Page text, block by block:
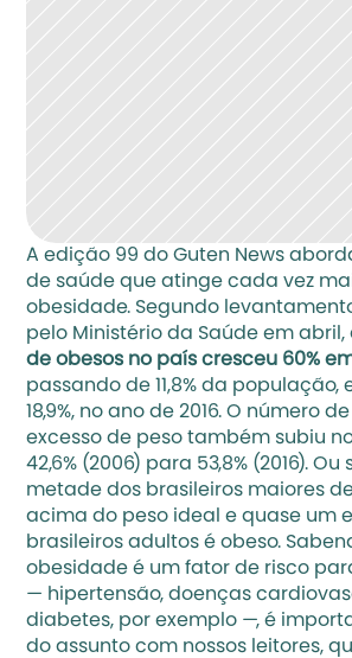
A edição 99 do Guten News
de saúde que atinge cada vez
obesidade. Segundo
pelo Ministério da Saúde em
de obesos no país cresceu 60%
passando de 11,8% da população,
18,9%, no ano de 2016. O número
excesso de peso também subiu
42,6% (2006) para 53,8% (2016).
metade dos brasileiros maiores
acima do peso ideal e quase um
brasileiros adultos é obeso.
obesidade é um fator de risco
— hipertensão, doenças
diabetes, por exemplo —, é
do assunto com nossos leitores,